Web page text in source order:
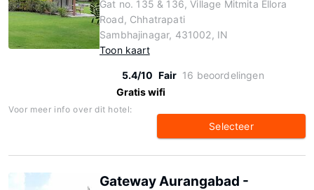
Gat no. 135 & 136, Village Mitmita Ellora
Road, Chhatrapati
Sambhajinagar, 431002, IN
Toon kaart
5.4/10 Fair 16 beoordelingen
Gratis wifi
Voor meer info over dit hotel:
Selecteer
Gateway Aurangabad -